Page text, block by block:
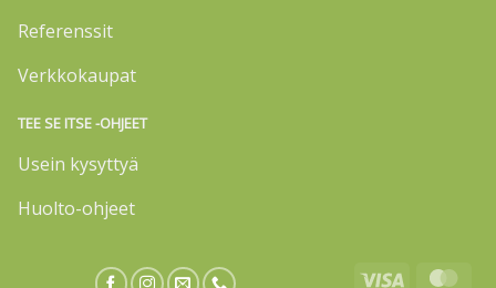
Referenssit
Verkkokaupat
TEE SE ITSE -OHJEET
Usein kysyttyä
Huolto-ohjeet
Visa